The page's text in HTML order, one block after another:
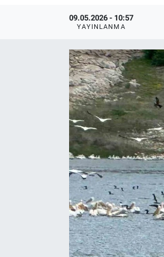
09.05.2026 - 10:57
YAYINLANMA
Politika
Kütahya